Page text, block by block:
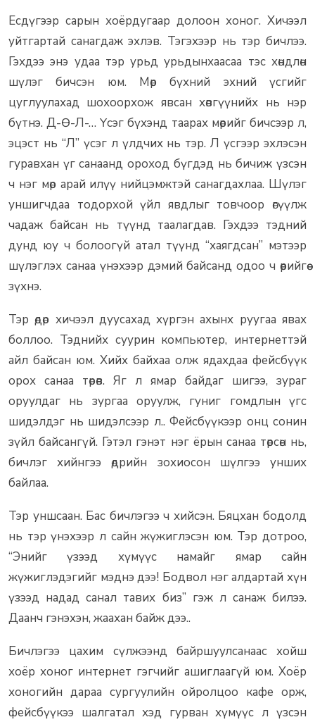
Есдүгээр сарын хоёрдугаар долоон хоног. Хичээл
уйтгартай санагдаж эхлэв. Тэгэхээр нь тэр бичлээ.
Гэхдээ энэ удаа тэр урьд урьдынхаасаа тэс хөндлөн
шүлэг бичсэн юм. Мөр бүхний эхний үсгийг
цуглуулахад шохоорхож явсан хөвгүүнийх нь нэр
бүтнэ. Д-Ө-Л-… Үсэг бүхэнд таарах мөрийг бичсээр л,
эцэст нь “Л” үсэг л үлдчих нь тэр. Л үсгээр эхлэсэн
гуравхан үг санаанд ороход бүгдэд нь бичиж үзсэн
ч нэг мөр арай илүү нийцэмжтэй санагдахлаа. Шүлэг
уншигчдаа тодорхой үйл явдлыг товчоор өгүүлж
чадаж байсан нь түүнд таалагдав. Гэхдээ тэдний
дунд юу ч болоогүй атал түүнд “хаягдсан” мэтээр
шүлэглэх санаа үнэхээр дэмий байсанд одоо ч өөрийгөө
зүхнэ.
Тэр өдөр хичээл дуусахад хүргэн ахынх руугаа явах
боллоо. Тэднийх суурин компьютер, интернеттэй
айл байсан юм. Хийх байхаа олж ядахдаа фейсбүүк
орох санаа төрөв. Яг л ямар байдаг шигээ, зураг
оруулдаг нь зургаа оруулж, гуниг гомдлын үгс
шидэлдэг нь шидэлсээр л.. Фейсбүүкээр онц сонин
зүйл байсангүй. Гэтэл гэнэт нэг ёрын санаа төрсөн нь,
бичлэг хийнгээ өдрийн зохиосон шүлгээ унших
байлаа.
Тэр уншсаан. Бас бичлэгээ ч хийсэн. Бяцхан бодолд
нь тэр үнэхээр л сайн жүжиглэсэн юм. Тэр дотроо,
“Энийг үзээд хүмүүс намайг ямар сайн
жүжиглэдэгийг мэднэ дээ! Бодвол нэг алдартай хүн
үзээд надад санал тавих биз” гэж л санаж билээ.
Даанч гэнэхэн, жаахан байж дээ..
Бичлэгээ цахим сүлжээнд байршуулсанаас хойш
хоёр хоног интернет гэгчийг ашиглаагүй юм. Хоёр
хоногийн дараа сургуулийн ойролцоо кафе орж,
фейсбүүкээ шалгатал хэд гурван хүмүүс л үзсэн